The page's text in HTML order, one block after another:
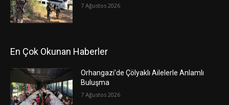
7 Ağustos 2026
En Çok Okunan Haberler
Orhangazi’de Çölyaklı Ailelerle Anlamlı
Buluşma
7 Ağustos 2026